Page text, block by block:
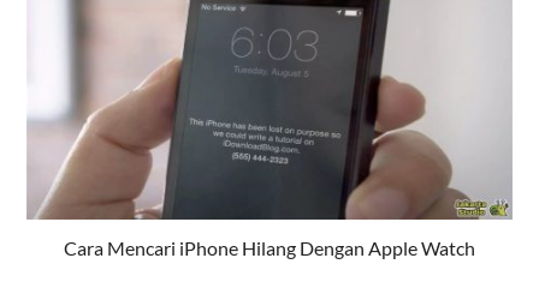
Cara Mencari iPhone Hilang Dengan Apple Watch